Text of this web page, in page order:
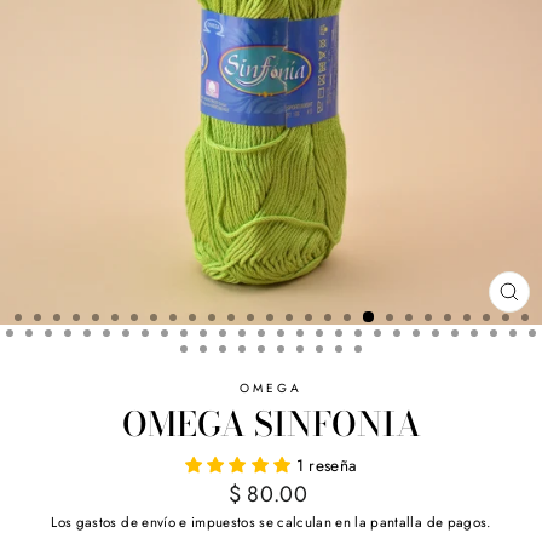
OMEGA
OMEGA SINFONIA
1 reseña
Precio
habitual
$ 80.00
Los gastos de envíoe impuestos se calculan en la pantalla de pagos.